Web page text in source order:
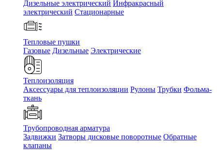
Дизельные электрический Инфракрасный
электрический Стационарные
Тепловые пушки
Газовые Дизельные Электрические
Теплоизоляция
Аксессуары для теплоизоляции Рулоны Трубки Фольма-
ткань
Трубопроводная арматура
Задвижки Затворы дисковые поворотные Обратные
клапаны